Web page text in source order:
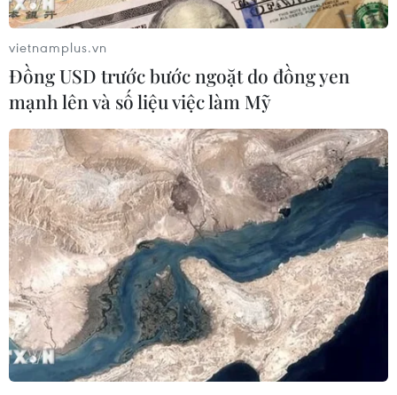
vietnamplus.vn
Đồng USD trước bước ngoặt do đồng yen
mạnh lên và số liệu việc làm Mỹ